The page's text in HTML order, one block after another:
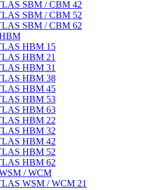
SBM / CBM 42
SBM / CBM 52
SBM / CBM 62
HBM 15
HBM 21
HBM 31
HBM 38
HBM 45
HBM 53
HBM 63
HBM 22
HBM 32
HBM 42
HBM 52
HBM 62
/ WCM
WSM / WCM 21